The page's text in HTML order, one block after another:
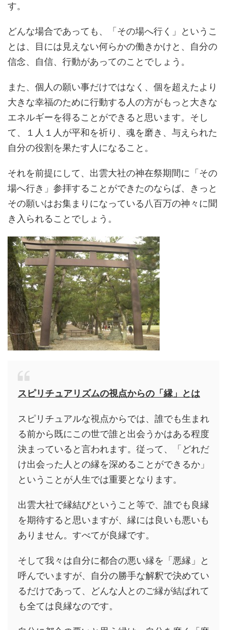
す。
どんな場合であっても、「その場へ行く」というこ
とは、目には見えない何らかの働きかけと、自分の
信念、自信、行動があってのことでしょう。
また、個人の願い事だけではなく、個を超えたより
大きな幸福のために行動する人の方がもっと大きな
エネルギーを得ることができると思います。そし
て、１人１人が平和を祈り、魂を磨き、与えられた
自分の役割を果たす人になること。
それを前提にして、出雲大社の神在祭期間に「その
場へ行き」参拝することができたのならば、きっと
その願いはお集まりになっている八百万の神々に聞
き入られることでしょう。
スピリチュアリズムの視点からの「縁」とは
スピリチュアルな視点からでは、誰でも生まれ
る前から既にこの世で誰と出会うかはある程度
決まっていると言われます。従って、「どれだ
け出会った人との縁を深めることができるか」
ということが人生では重要となります。
出雲大社で縁結びということ等で、誰でも良縁
を期待すると思いますが、縁には良いも悪いも
ありません。すべてが良縁です。
そして我々は自分に都合の悪い縁を「悪縁」と
呼んでいますが、自分の勝手な解釈で決めてい
るだけであって、どんな人とのご縁が結ばれて
も全ては良縁なのです。